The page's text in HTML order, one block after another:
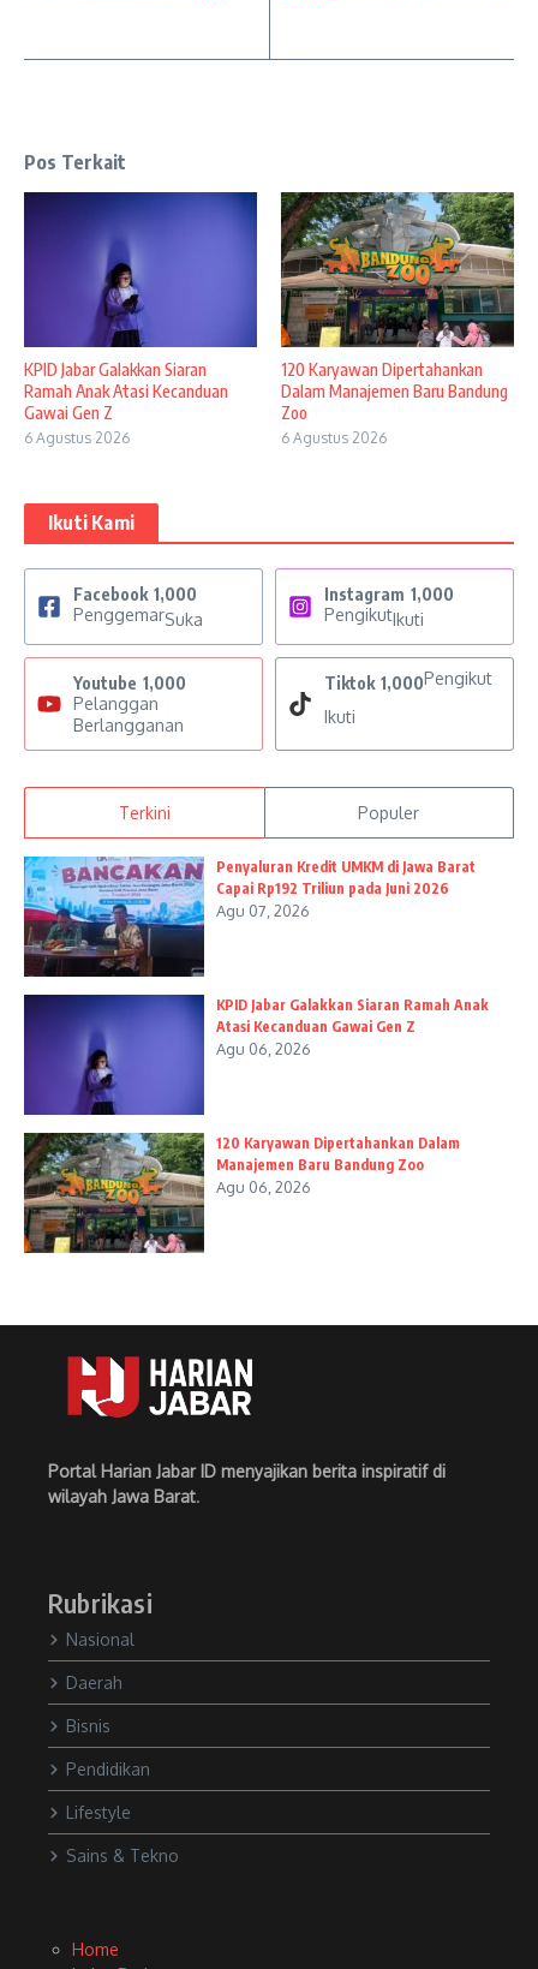
Pos Terkait
KPID Jabar Galakkan Siaran
Ramah Anak Atasi Kecanduan
Gawai Gen Z
6 Agustus 2026
120 Karyawan Dipertahankan
Dalam Manajemen Baru Bandung
Zoo
6 Agustus 2026
Ikuti Kami
Facebook 1,000
PenggemarSuka
Instagram 1,000
PengikutIkuti
Youtube 1,000
Pelanggan
Berlangganan
Tiktok 1,000Pengikut
Ikuti
Terkini Populer
Penyaluran Kredit UMKM di Jawa Barat
Capai Rp192 Triliun pada Juni 2026
Agu 07, 2026
KPID Jabar Galakkan Siaran Ramah Anak
Atasi Kecanduan Gawai Gen Z
Agu 06, 2026
120 Karyawan Dipertahankan Dalam
Manajemen Baru Bandung Zoo
Agu 06, 2026
Portal Harian Jabar ID menyajikan berita inspiratif di
wilayah Jawa Barat.
Rubrikasi
Nasional
Daerah
Bisnis
Pendidikan
Lifestyle
Sains & Tekno
Home